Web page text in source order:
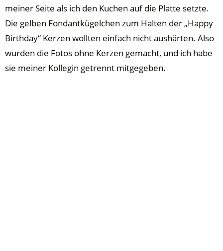
meiner Seite als ich den Kuchen auf die Platte setzte.
Die gelben Fondantkügelchen zum Halten der „Happy
Birthday“ Kerzen wollten einfach nicht aushärten. Also
wurden die Fotos ohne Kerzen gemacht, und ich habe
sie meiner Kollegin getrennt mitgegeben.